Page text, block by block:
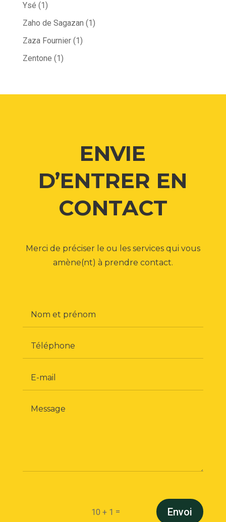
Ysé (1)
Zaho de Sagazan (1)
Zaza Fournier(1)
Zentone (1)
ENVIE
D’ENTRER EN
CONTACT
Merci de préciser le ou les services qui vous
amène(nt) à prendre contact.
10 + 1 = Envoi